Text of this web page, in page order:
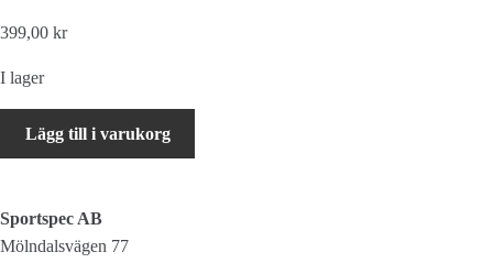
399,00 kr
I lager
Bromsreglage
R02
Lägg till i varukorg
Sportspec AB
Mölndalsvägen 77